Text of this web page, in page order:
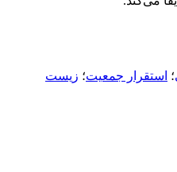
؛ استقرار جمعیت؛ زیست